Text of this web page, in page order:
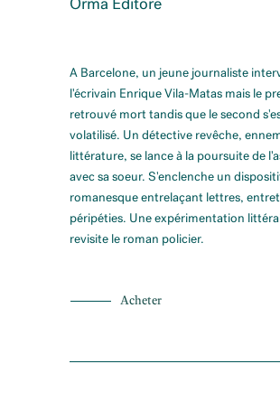
A Barcelone, un jeune journaliste
l'écrivain Enrique Vila-Matas mais le
retrouvé mort tandis que le second
volatilisé. Un détective revêche,
littérature, se lance à la poursuite de
avec sa soeur. S'enclenche un
romanesque entrelaçant lettres,
péripéties. Une expérimentation
revisite le roman policier.
Acheter